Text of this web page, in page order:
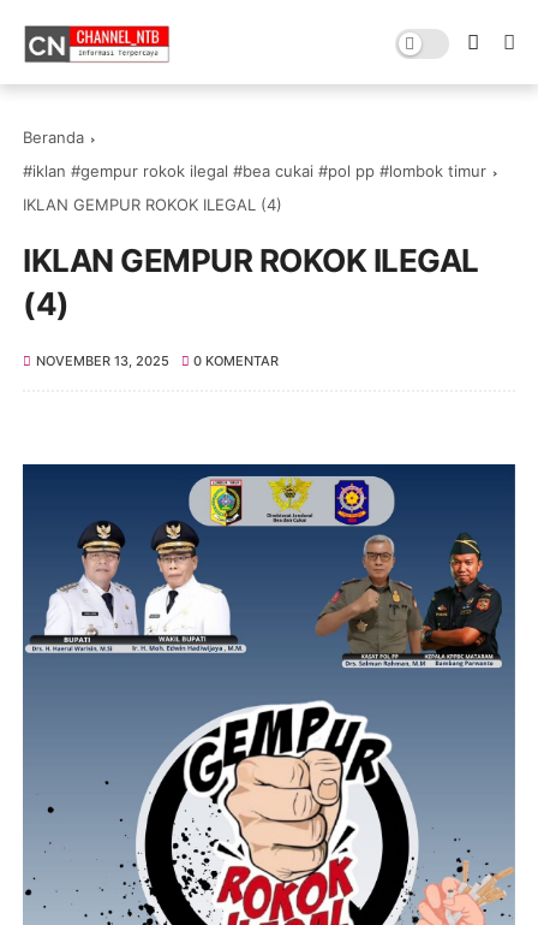
Beranda
#iklan #gempur rokok ilegal #bea cukai #pol pp #lombok timur
IKLAN GEMPUR ROKOK ILEGAL (4)
IKLAN GEMPUR ROKOK ILEGAL
(4)
NOVEMBER 13, 2025 0 KOMENTAR